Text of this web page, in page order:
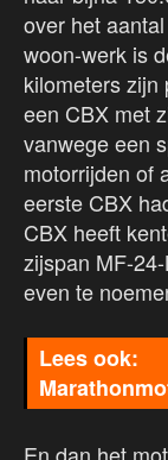
over het
woon-werk is
kilometers zijn
een CBX met
vanwege een
motorrijden of
eerste CBX
CBX heeft
zijspan MF-
even te
En dan het